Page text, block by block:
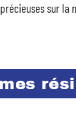
sur la